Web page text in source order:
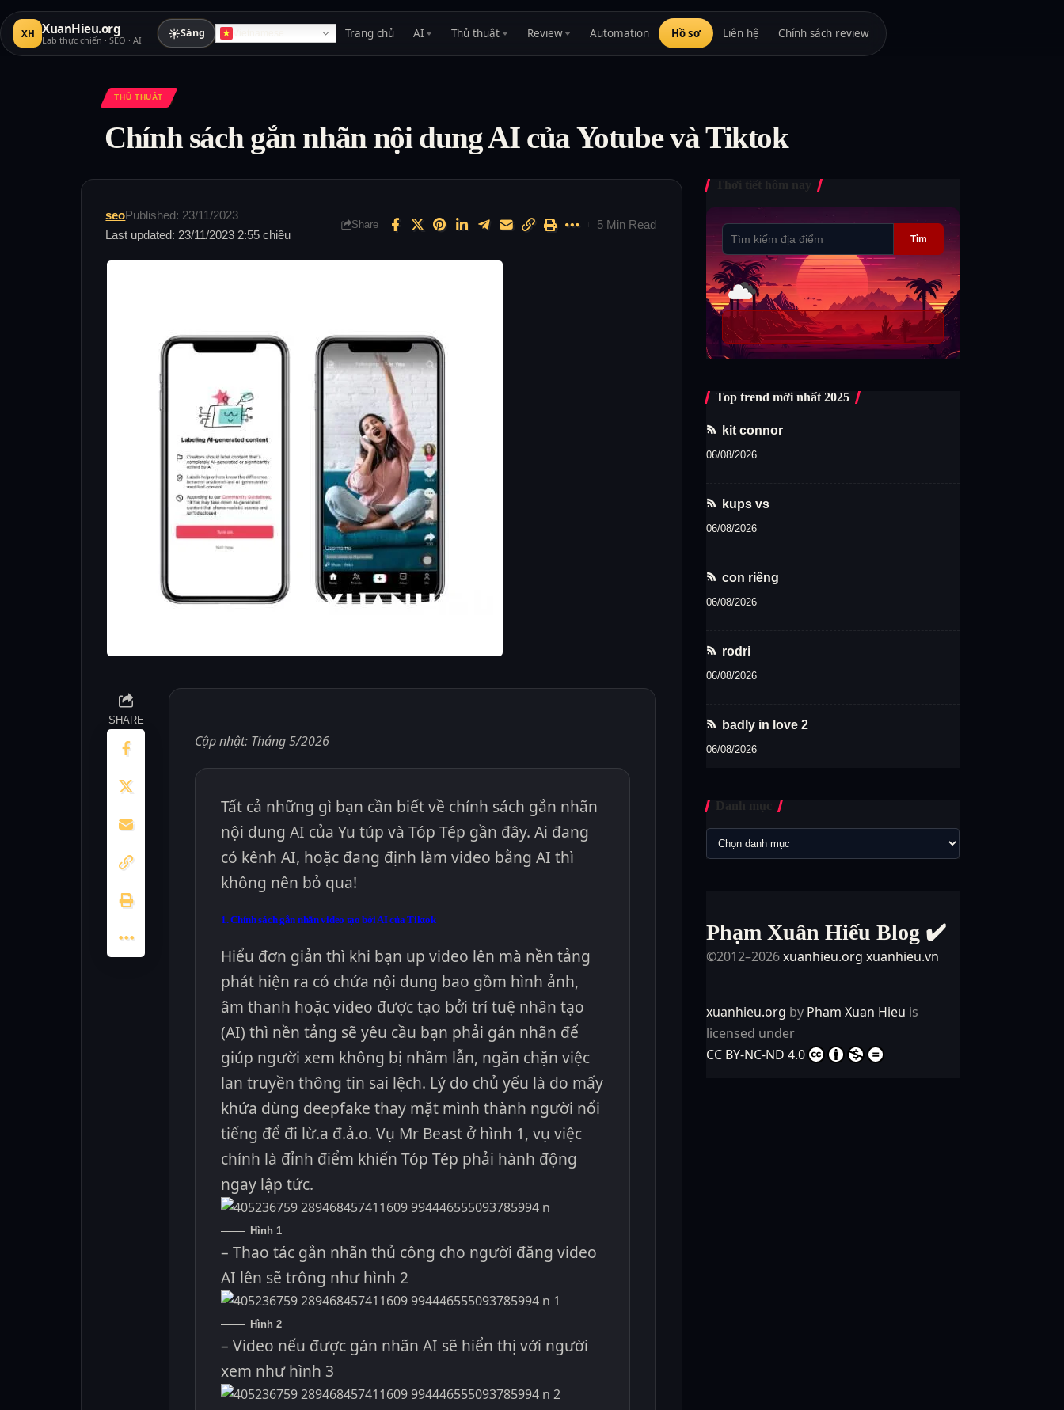
XH XuanHieu.org
Lab thực chiến · SEO · AI ☀Sáng Trang chủ AI Thủ thuật Review Automation Hồ sơ Liên hệ Chính sách review
THỦ THUẬT
Chính sách gắn nhãn nội dung AI của Yotube và Tiktok
Last updated: 23/11/2023 2:55 chiều
seoPublished: 23/11/2023
Share 5 Min Read
SHARE
Cập nhật: Tháng 5/2026
Tất cả những gì bạn cần biết về chính sách gắn nhãn
nội dung AI của Yu túp và Tóp Tép gần đây. Ai đang
có kênh AI, hoặc đang định làm video bằng AI thì
không nên bỏ qua!
1. Chính sách gắn nhãn video tạo bởi AI của Tiktok
Hiểu đơn giản thì khi bạn up video lên mà nền tảng
phát hiện ra có chứa nội dung bao gồm hình ảnh,
âm thanh hoặc video được tạo bởi trí tuệ nhân tạo
(AI) thì nền tảng sẽ yêu cầu bạn phải gán nhãn để
giúp người xem không bị nhầm lẫn, ngăn chặn việc
lan truyền thông tin sai lệch. Lý do chủ yếu là do mấy
khứa dùng deepfake thay mặt mình thành người nổi
tiếng để đi lừ.a đ.ả.o. Vụ Mr Beast ở hình 1, vụ việc
chính là đỉnh điểm khiến Tóp Tép phải hành động
ngay lập tức.
Hình 1
– Thao tác gắn nhãn thủ công cho người đăng video
AI lên sẽ trông như hình 2
Hình 2
– Video nếu được gán nhãn AI sẽ hiển thị với người
xem như hình 3
Thời tiết hôm nay
Tìm
Top trend mới nhất 2025
kit connor
06/08/2026
kups vs
06/08/2026
con riêng
06/08/2026
rodri
06/08/2026
badly in love 2
06/08/2026
Danh mục
Phạm Xuân Hiếu Blog ✔️
©2012–2026xuanhieu.org xuanhieu.vn
xuanhieu.org by Pham Xuan Hieu is
licensed under
CC BY-NC-ND 4.0